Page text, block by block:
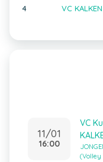
4 VC
11/01
16:00
VC